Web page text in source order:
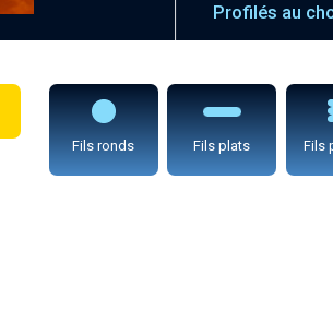
Profilés au
Fils ronds Fils plats Fils